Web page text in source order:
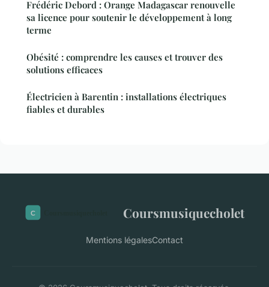
Frédéric Debord : Orange Madagascar renouvelle
sa licence pour soutenir le développement à long
terme
Obésité : comprendre les causes et trouver des
solutions efficaces
Électricien à Barentin : installations électriques
fiables et durables
Coursmusiquecholet
Mentions légalesContact